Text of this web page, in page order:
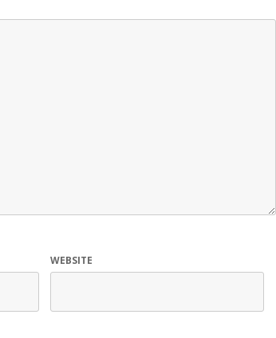
WEBSITE